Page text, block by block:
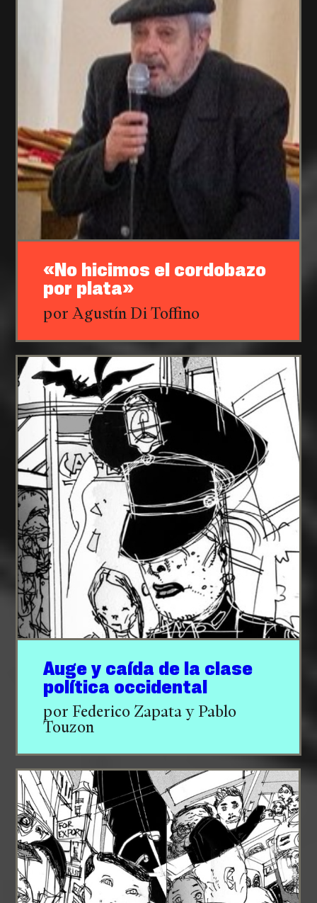
«No hicimos el cordobazo
por plata»
por Agustín Di Toffino
Auge y caída de la clase
política occidental
por Federico Zapata y Pablo
Touzon